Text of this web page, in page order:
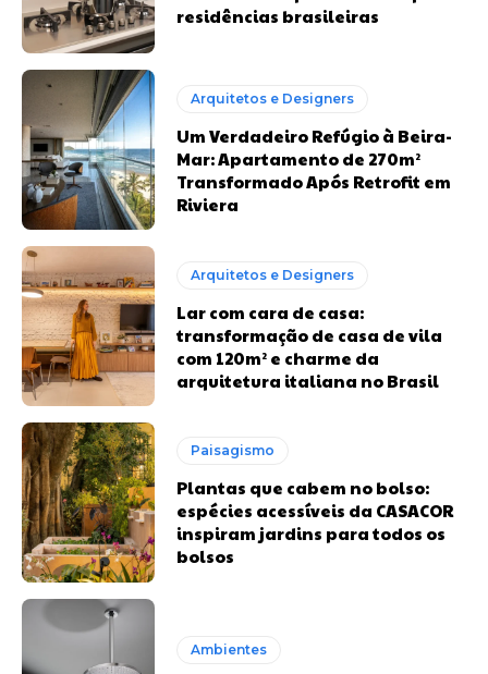
residências brasileiras
Arquitetos e Designers
Um Verdadeiro Refúgio à Beira-
Mar: Apartamento de 270m²
Transformado Após Retrofit em
Riviera
Arquitetos e Designers
Lar com cara de casa:
transformação de casa de vila
com 120m² e charme da
arquitetura italiana no Brasil
Paisagismo
Plantas que cabem no bolso:
espécies acessíveis da CASACOR
inspiram jardins para todos os
bolsos
Ambientes